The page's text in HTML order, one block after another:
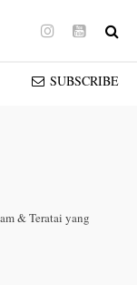
Instagram
Youtube
SUBSCRIBE
& Teratai yang